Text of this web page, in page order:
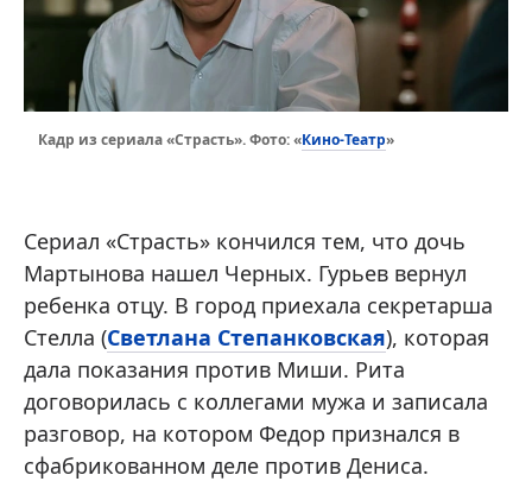
Кадр из сериала «Страсть». Фото: «Кино-Театр»
Сериал «Страсть» кончился тем, что дочь
Мартынова нашел Черных. Гурьев вернул
ребенка отцу. В город приехала секретарша
Стелла (Светлана Степанковская), которая
дала показания против Миши. Рита
договорилась с коллегами мужа и записала
разговор, на котором Федор признался в
сфабрикованном деле против Дениса.